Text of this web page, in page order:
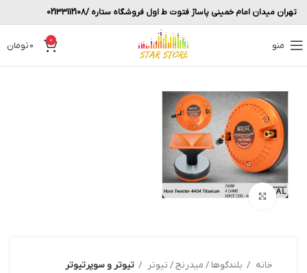
تهران میدان امام خمینی پاساژ فتوت ط اول فروشگاه ستاره /02133112108
منو 0
0تومان
بزرگنمایی تصویر
خانه بلندگوها / میدرنج / تیوتر تیوتر و سوپرتیوتر